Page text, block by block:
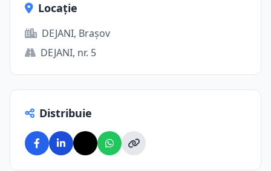
Locație
DEJANI, Brașov
DEJANI, nr. 5
Distribuie